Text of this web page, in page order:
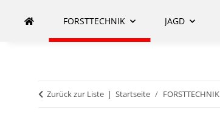
FORSTTECHNIK JAGD
Zurück zur Liste Startseite FORSTTECHNIK